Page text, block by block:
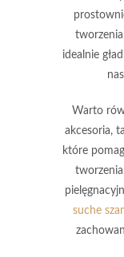
idealnie
Warto
akcesoria,
które
suche